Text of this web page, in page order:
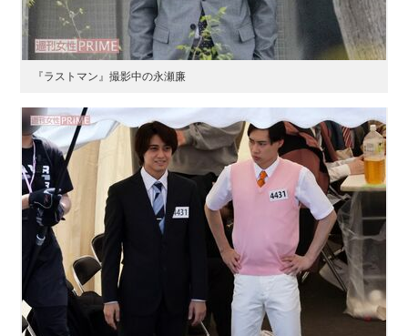
『ラストマン』撮影中の永瀬廉